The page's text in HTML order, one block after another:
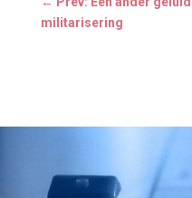
militarisering